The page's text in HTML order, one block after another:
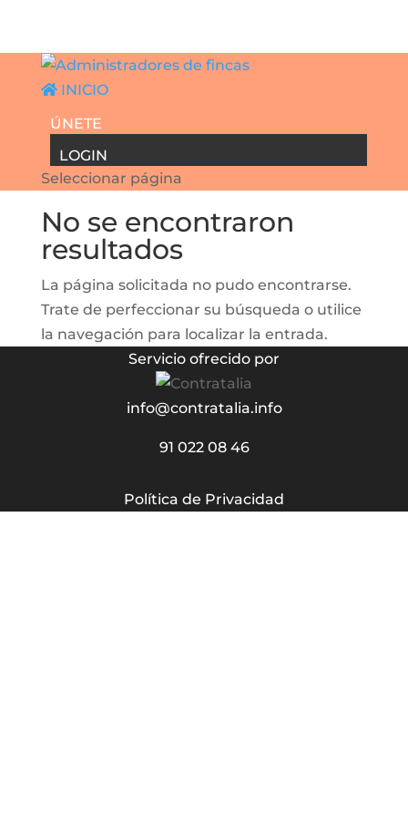
INICIO
ÚNETE
LOGIN
Seleccionar página
No se encontraron
resultados
La página solicitada no pudo encontrarse.
Trate de perfeccionar su búsqueda o utilice
la navegación para localizar la entrada.
Servicio ofrecido por
info@contratalia.info
91 022 08 46
Política de Privacidad